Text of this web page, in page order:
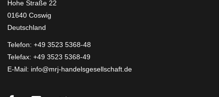
Hohe Straße 22
01640 Coswig
Deutschland
Telefon: +49 3523 5368-48
Telefax: +49 3523 5368-49
E-Mail: info@mrj-handelsgesellschaft.de